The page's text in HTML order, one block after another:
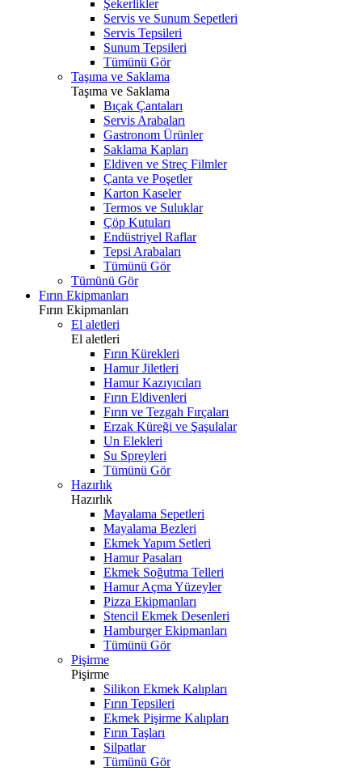
Şekerlikler
Servis ve Sunum Sepetleri
Servis Tepsileri
Sunum Tepsileri
Tümünü Gör
Taşıma ve Saklama
Taşıma ve Saklama
Bıçak Çantaları
Servis Arabaları
Gastronom Ürünler
Saklama Kapları
Eldiven ve Streç Filmler
Çanta ve Poşetler
Karton Kaseler
Termos ve Suluklar
Çöp Kutuları
Endüstriyel Raflar
Tepsi Arabaları
Tümünü Gör
Tümünü Gör
Fırın Ekipmanları
Fırın Ekipmanları
El aletleri
El aletleri
Fırın Kürekleri
Hamur Jiletleri
Hamur Kazıyıcıları
Fırın Eldivenleri
Fırın ve Tezgah Fırçaları
Erzak Küreği ve Şaşulalar
Un Elekleri
Su Spreyleri
Tümünü Gör
Hazırlık
Hazırlık
Mayalama Sepetleri
Mayalama Bezleri
Ekmek Yapım Setleri
Hamur Pasaları
Ekmek Soğutma Telleri
Hamur Açma Yüzeyler
Pizza Ekipmanları
Stencil Ekmek Desenleri
Hamburger Ekipmanları
Tümünü Gör
Pişirme
Pişirme
Silikon Ekmek Kalıpları
Fırın Tepsileri
Ekmek Pişirme Kalıpları
Fırın Taşları
Silpatlar
Tümünü Gör